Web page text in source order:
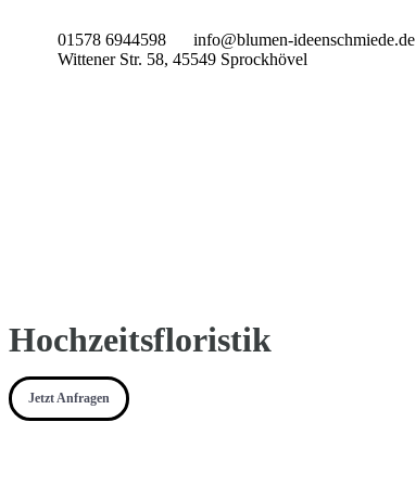
01578 6944598
info@blumen-ideenschmiede.de
Wittener Str. 58, 45549 Sprockhövel
Hochzeitsfloristik
Jetzt Anfragen